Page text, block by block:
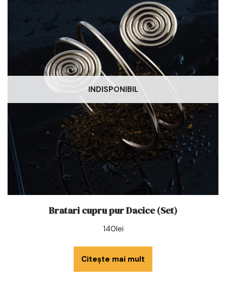
INDISPONIBIL
Bratari cupru pur Dacice (Set)
140lei
Citește mai mult